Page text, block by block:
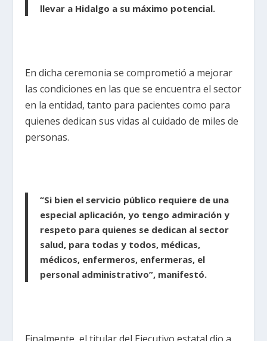
llevar a Hidalgo a su máximo potencial.
En dicha ceremonia se comprometió a mejorar
las condiciones en las que se encuentra el sector
en la entidad, tanto para pacientes como para
quienes dedican sus vidas al cuidado de miles de
personas.
“Si bien el servicio público requiere de una
especial aplicación, yo tengo admiración y
respeto para quienes se dedican al sector
salud, para todas y todos, médicas,
médicos, enfermeros, enfermeras, el
personal administrativo”, manifestó.